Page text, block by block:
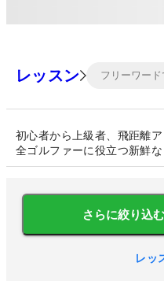
レッスン
初心者から上級者、飛距離
全ゴルファーに役立つ新鮮な
さらに絞り込
レッ